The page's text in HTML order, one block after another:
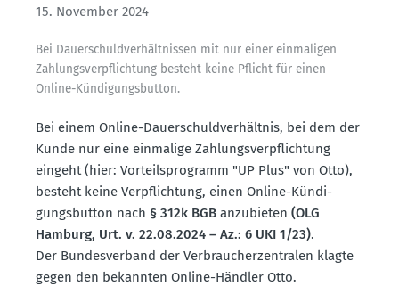
15. November 2024
Bei Dauer­schuld­ver­hält­nissen mit nur einer einma­ligen
Zahlungs­ver­pflichtung besteht keine Pflicht für einen
Online-Kündi­gungs­button.
Bei einem Online-Dauer­schuld­ver­hältnis, bei dem der
Kunde nur eine einmalige Zahlungs­ver­pflichtung
eingeht (hier: Vorteils­pro­gramm "UP Plus" von Otto),
besteht keine Verpflichtung, einen Online-Kündi­
gungs­button nach § 312k BGB anzubieten (OLG
Hamburg, Urt. v. 22.08.2024 – Az.: 6 UKI 1/23).
Der Bundes­verband der Verbrau­cher­zen­tralen klagte
gegen den bekannten Online-Händler Otto.